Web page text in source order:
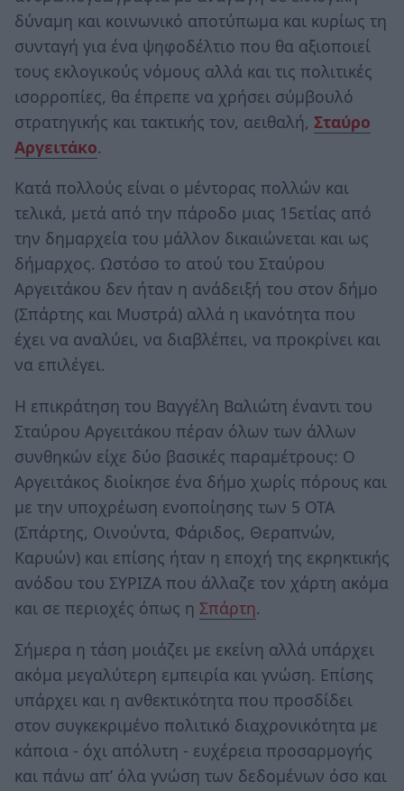
δύναμη και κοινωνικό αποτύπωμα και κυρίως τη
συνταγή για ένα ψηφοδέλτιο που θα αξιοποιεί
τους εκλογικούς νόμους αλλά και τις πολιτικές
ισορροπίες, θα έπρεπε να χρήσει σύμβουλό
στρατηγικής και τακτικής τον, αειθαλή, Σταύρο
Αργειτάκο.
Κατά πολλούς είναι ο μέντορας πολλών και
τελικά, μετά από την πάροδο μιας 15ετίας από
την δημαρχεία του μάλλον δικαιώνεται και ως
δήμαρχος. Ωστόσο το ατού του Σταύρου
Αργειτάκου δεν ήταν η ανάδειξή του στον δήμο
(Σπάρτης και Μυστρά) αλλά η ικανότητα που
έχει να αναλύει, να διαβλέπει, να προκρίνει και
να επιλέγει.
Η επικράτηση του Βαγγέλη Βαλιώτη έναντι του
Σταύρου Αργειτάκου πέραν όλων των άλλων
συνθηκών είχε δύο βασικές παραμέτρους: Ο
Αργειτάκος διοίκησε ένα δήμο χωρίς πόρους και
με την υποχρέωση ενοποίησης των 5 ΟΤΑ
(Σπάρτης, Οινούντα, Φάριδος, Θεραπνών,
Καρυών) και επίσης ήταν η εποχή της εκρηκτικής
ανόδου του ΣΥΡΙΖΑ που άλλαζε τον χάρτη ακόμα
και σε περιοχές όπως η Σπάρτη.
Σήμερα η τάση μοιάζει με εκείνη αλλά υπάρχει
ακόμα μεγαλύτερη εμπειρία και γνώση. Επίσης
υπάρχει και η ανθεκτικότητα που προσδίδει
στον συγκεκριμένο πολιτικό διαχρονικότητα με
κάποια - όχι απόλυτη - ευχέρεια προσαρμογής
και πάνω απ’ όλα γνώση των δεδομένων όσο και